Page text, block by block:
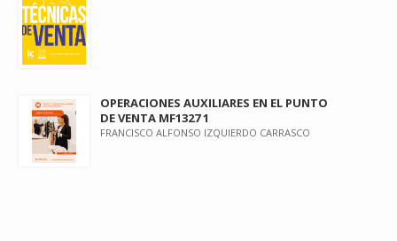
OPERACIONES AUXILIARES EN EL PUNTO
DE VENTA MF1327 1
FRANCISCO ALFONSO IZQUIERDO CARRASCO